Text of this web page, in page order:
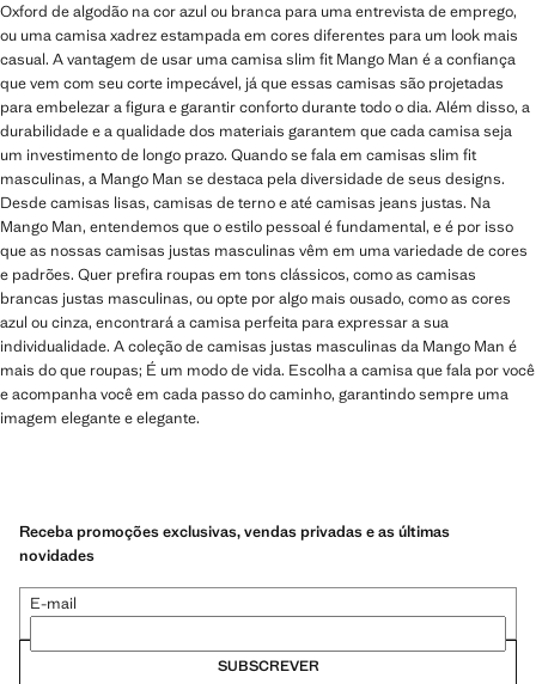
Oxford de algodão na cor azul ou branca para uma entrevista de emprego,
ou uma camisa xadrez estampada em cores diferentes para um look mais
casual. A vantagem de usar uma camisa slim fit Mango Man é a confiança
que vem com seu corte impecável, já que essas camisas são projetadas
para embelezar a figura e garantir conforto durante todo o dia. Além disso, a
durabilidade e a qualidade dos materiais garantem que cada camisa seja
um investimento de longo prazo. Quando se fala em camisas slim fit
masculinas, a Mango Man se destaca pela diversidade de seus designs.
Desde camisas lisas, camisas de terno e até camisas jeans justas. Na
Mango Man, entendemos que o estilo pessoal é fundamental, e é por isso
que as nossas camisas justas masculinas vêm em uma variedade de cores
e padrões. Quer prefira roupas em tons clássicos, como as camisas
brancas justas masculinas, ou opte por algo mais ousado, como as cores
azul ou cinza, encontrará a camisa perfeita para expressar a sua
individualidade. A coleção de camisas justas masculinas da Mango Man é
mais do que roupas; É um modo de vida. Escolha a camisa que fala por você
e acompanha você em cada passo do caminho, garantindo sempre uma
imagem elegante e elegante.
Receba promoções exclusivas, vendas privadas e as últimas
novidades
E-mail
SUBSCREVER